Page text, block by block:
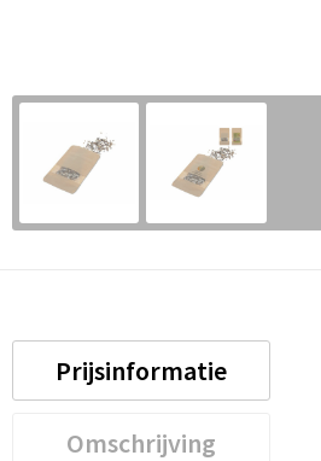
Prijsinformatie
Omschrijving